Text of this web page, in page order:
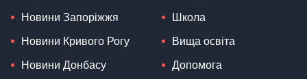
Новини Запоріжжя
Новини Кривого Рогу
Новини Донбасу
Школа
Вища освіта
Допомога